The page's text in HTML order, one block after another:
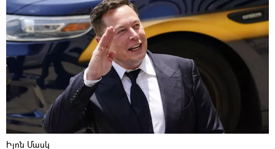
Իլոն Մասկ